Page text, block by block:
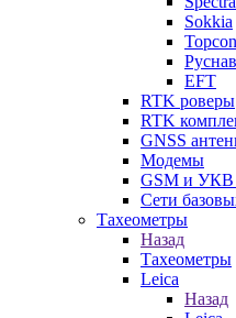
Sokkia
Topcon
EFT
RTK роверы
RTK
GNSS
Модемы
GSM и УКВ
Сети
Тахеометры
Назад
Тахеометры
Leica
Назад